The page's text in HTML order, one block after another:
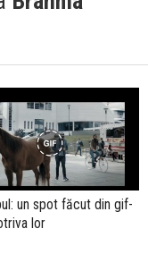
un spot făcut din gif-
lor